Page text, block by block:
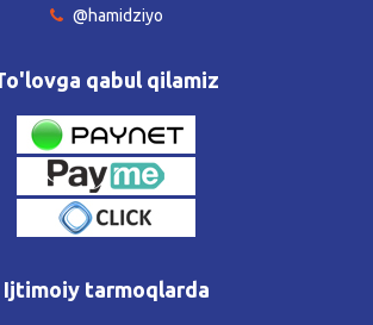
@hamidziyo
qabul qilamiz
Ijtimoiy tarmoqlarda